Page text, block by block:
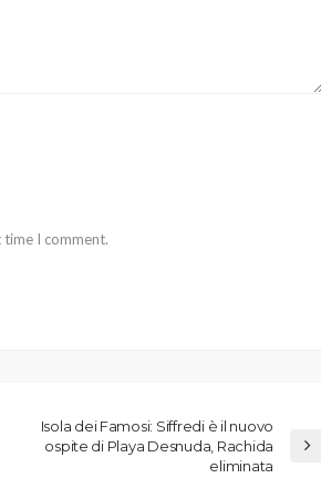
I comment.
Isola dei Famosi: Siffredi è il nuovo
ospite di Playa Desnuda, Rachida
eliminata